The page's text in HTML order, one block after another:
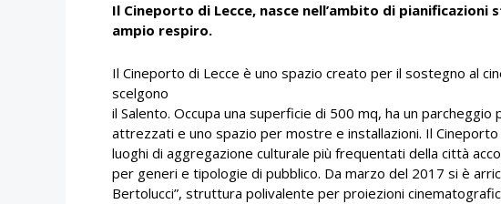
Il Cineporto di Lecce, nasce nell’ambito di
ampio respiro.
Il Cineporto di Lecce è uno spazio creato per il sostegno al
scelgono
il Salento. Occupa una superficie di 500 mq, ha un parcheggio
attrezzati e uno spazio per mostre e installazioni. Il
luoghi di aggregazione culturale più frequentati della città
per generi e tipologie di pubblico. Da marzo del 2017 si è
Bertolucci”, struttura polivalente per proiezioni